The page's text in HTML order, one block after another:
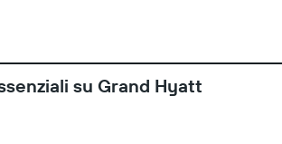
su Grand Hyatt